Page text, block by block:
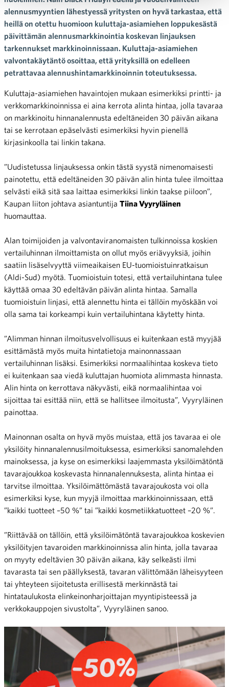
alennusmyyntien lähestyessä yritysten on hyvä tarkastaa, että
heillä on otettu huomioon kuluttaja-asiamiehen loppukesästä
päivittämän alennusmarkkinointia koskevan linjauksen
tarkennukset markkinoinnissaan. Kuluttaja-asiamiehen
valvontakäytäntö osoittaa, että yrityksillä on edelleen
petrattavaa alennushintamarkkinoinnin toteutuksessa.
Kuluttaja-asiamiehen havaintojen mukaan esimerkiksi printti- ja
verkkomarkkinoinnissa ei aina kerrota alinta hintaa, jolla tavaraa
on markkinoitu hinnanalennusta edeltäneiden 30 päivän aikana
tai se kerrotaan epäselvästi esimerkiksi hyvin pienellä
kirjasinkoolla tai linkin takana.
”Uudistetussa linjauksessa onkin tästä syystä nimenomaisesti
painotettu, että edeltäneiden 30 päivän alin hinta tulee ilmoittaa
selvästi eikä sitä saa laittaa esimerkiksi linkin taakse piiloon”,
Kaupan liiton johtava asiantuntija Tiina Vyyryläinen
huomauttaa.
Alan toimijoiden ja valvontaviranomaisten tulkinnoissa koskien
vertailuhinnan ilmoittamista on ollut myös eriävyyksiä, joihin
saatiin lisäselvyyttä viimeaikaisen EU-tuomioistuinratkaisun
(Aldi-Sud) myötä. Tuomioistuin totesi, että vertailuhintana tulee
käyttää omaa 30 edeltävän päivän alinta hintaa. Samalla
tuomioistuin linjasi, että alennettu hinta ei tällöin myöskään voi
olla sama tai korkeampi kuin vertailuhintana käytetty hinta.
”Alimman hinnan ilmoitusvelvollisuus ei kuitenkaan estä myyjää
esittämästä myös muita hintatietoja mainonnassaan
vertailuhinnan lisäksi. Esimerkiksi normaalihintaa koskeva tieto
ei kuitenkaan saa viedä kuluttajan huomiota alimmasta hinnasta.
Alin hinta on kerrottava näkyvästi, eikä normaalihintaa voi
sijoittaa tai esittää niin, että se hallitsee ilmoitusta”, Vyyryläinen
painottaa.
Mainonnan osalta on hyvä myös muistaa, että jos tavaraa ei ole
yksilöity hinnanalennusilmoituksessa, esimerkiksi sanomalehden
mainoksessa, ja kyse on esimerkiksi laajemmasta yksilöimätöntä
tavarajoukkoa koskevasta hinnanalennuksesta, alinta hintaa ei
tarvitse ilmoittaa. Yksilöimättömästä tavarajoukosta voi olla
esimerkiksi kyse, kun myyjä ilmoittaa markkinoinnissaan, että
”kaikki tuotteet –50 %” tai ”kaikki kosmetiikkatuotteet –20 %”.
”Riittävää on tällöin, että yksilöimätöntä tavarajoukkoa koskevien
yksilöityjen tavaroiden markkinoinnissa alin hinta, jolla tavaraa
on myyty edeltävien 30 päivän aikana, käy selkeästi ilmi
tavarasta tai sen päällyksestä, tavaran välittömään läheisyyteen
tai yhteyteen sijoitetusta erillisestä merkinnästä tai
hintataulukosta elinkeinonharjoittajan myyntipisteessä ja
verkkokauppojen sivustolta”, Vyyryläinen sanoo.